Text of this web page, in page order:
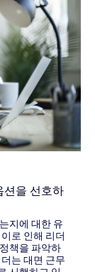
션을 선호하
지에 대한 유
로 인해 리더
책을 파악하
는 대면 근무